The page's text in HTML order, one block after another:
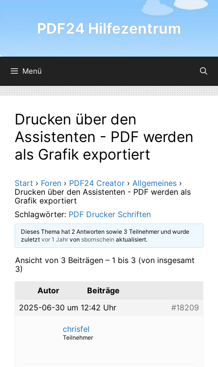
PDF24 Hilfezentrum
Menü
Drucken über den
Assistenten - PDF werden
als Grafik exportiert
Start › Foren › PDF24 Creator › Allgemeines ›
Drucken über den Assistenten - PDF werden als
Grafik exportiert
Schlagwörter: PDF Drucker Schriften
Dieses Thema hat 2 Antworten sowie 3 Teilnehmer und wurde
zuletzt vor 1 Jahrvon sbornschein aktualisiert.
Ansicht von 3 Beiträgen – 1 bis 3 (von insgesamt
3)
Autor
Beiträge
2025-06-30 um 12:42 Uhr
#18209
chrisfel
Teilnehmer